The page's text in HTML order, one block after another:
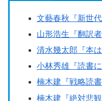
文藝春秋『新世
山形浩生『翻訳
清水幾太郎『本
小林秀雄『読書
楠木建『戦略読
楠木建『絶対悲